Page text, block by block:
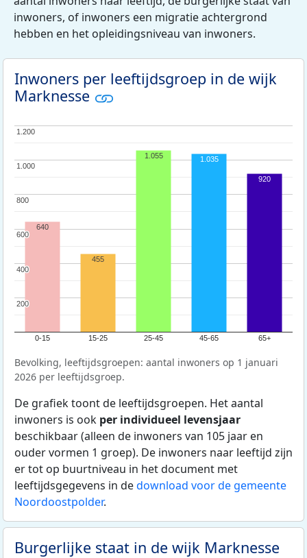
inwoners, of inwoners een migratie achtergrond
hebben en het opleidingsniveau van inwoners.
Inwoners per leeftijdsgroep in de wijk
Marknesse
0-15 15-25 25-45 45-65 65+
200
200
400
400
600
600
800
800
1.000
1.000
1.200
1.200
640
455
1.055 1.035
920
Bevolking, leeftijdsgroepen: aantal inwoners op 1 januari
2026 per leeftijdsgroep.
De grafiek toont de leeftijdsgroepen. Het aantal
inwoners is ook per individueel levensjaar
beschikbaar (alleen de inwoners van 105 jaar en
ouder vormen 1 groep). De inwoners naar leeftijd zijn
er tot op buurtniveau in het document met
leeftijdsgegevens in dedownload voor de gemeente
Noordoostpolder.
Burgerlijke staat in de wijk Marknesse